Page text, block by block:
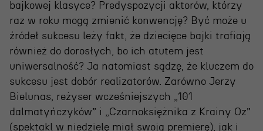
Aktualności
Dostępny Teatr Miejski
Wynajem scen i spektakli
Spektakle wyjazdowe
Sponsorzy
bajkowej klasyce? Predyspozycji aktorów, którzy
raz w roku mogą zmienić konwencję? Być może u
źródeł sukcesu leży fakt, że dziecięce bajki trafiają
również do dorosłych, bo ich atutem jest
uniwersalność? Ja natomiast sądzę, że kluczem do
sukcesu jest dobór realizatorów. Zarówno Jerzy
Bielunas, reżyser wcześniejszych „101
dalmatyńczyków” i „Czarnoksiężnika z Krainy Oz”
(spektakl w niedzielę miał swoją premierę), jak i